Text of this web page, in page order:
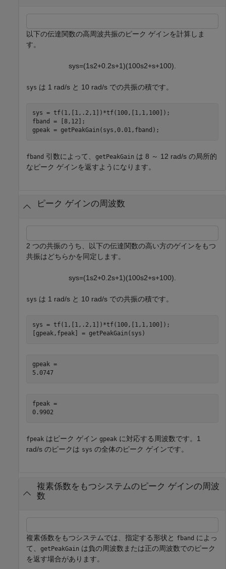
以下の伝達関数の高周波共振のピーク ゲインを計算しま
す。
sys=(1s2+0 2s+1)(100s2+s+100)
sys は 1 rad/s と 10 rad/s での共振の積です。
sys = tf(1,[1,.2,1])*tf(100,[1,1,100]);
fband = [8,12];
gpeak = getPeakGain(sys,0.01,fband);
fband 引数によって、 getPeakGain は 8 ～ 12 rad/s の局所的
なピーク ゲインを返すようになります。
ピーク ゲインの周波数
2 つの共振のうち、以下の伝達関数の高い方のゲインをもつ
共振はどちらかを同定します。
sys=(1s2+0 2s+1)(100s2+s+100)
sys は 1 rad/s と 10 rad/s での共振の積です。
sys = tf(1,[1,.2,1])*tf(100,[1,1,100]);
[gpeak,fpeak] = getPeakGain(sys)
gpeak =
5.0747
fpeak =
fpeak はピーク ゲイン gpeak に対応する周波数です。1
rad/s のピークは sys の全体のピーク ゲインです。
複素係数をもつシステムのピーク ゲインの周波
数
複素係数をもつシステムでは、指定する形状と fband によっ
て、 getPeakGain は負の周波数または正の周波数でのピーク
を返す場合があります。